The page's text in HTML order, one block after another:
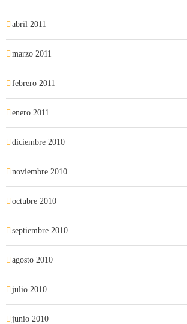
abril 2011
marzo 2011
febrero 2011
enero 2011
diciembre 2010
noviembre 2010
octubre 2010
septiembre 2010
agosto 2010
julio 2010
junio 2010